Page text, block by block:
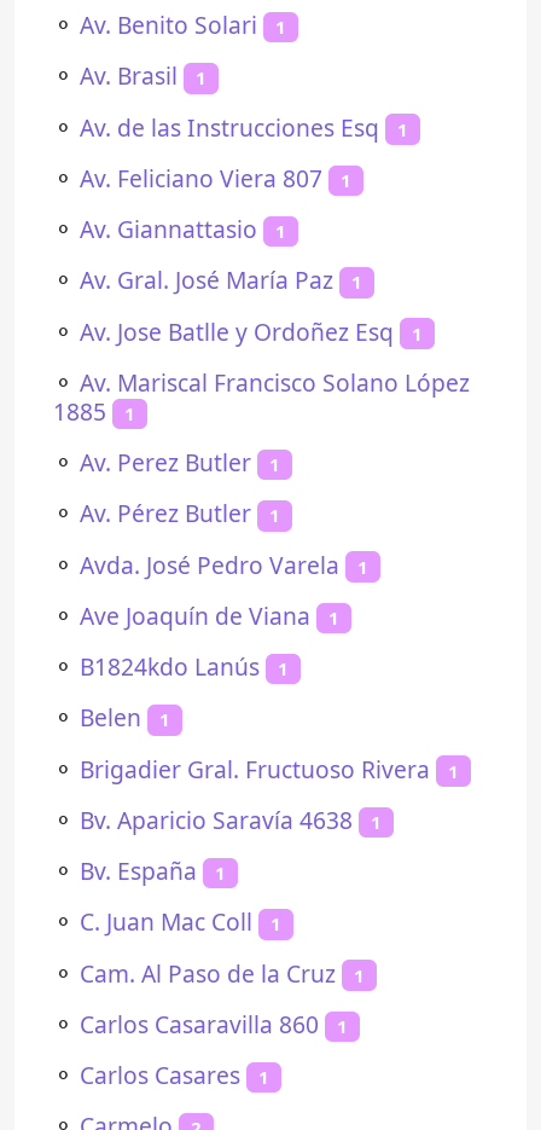
⚬ Av. Benito Solari 1
⚬ Av. Brasil 1
⚬ Av. de las Instrucciones Esq 1
⚬ Av. Feliciano Viera 807 1
⚬ Av. Giannattasio 1
⚬ Av. Gral. José María Paz 1
⚬ Av. Jose Batlle y Ordoñez Esq 1
⚬ Av. Mariscal Francisco Solano López
1885
1
⚬ Av. Perez Butler 1
⚬ Av. Pérez Butler 1
⚬ Avda. José Pedro Varela 1
⚬ Ave Joaquín de Viana 1
⚬ B1824kdo Lanús 1
⚬ Belen 1
⚬ Brigadier Gral. Fructuoso Rivera 1
⚬ Bv. Aparicio Saravía 4638 1
⚬ Bv. España 1
⚬ C. Juan Mac Coll 1
⚬ Cam. Al Paso de la Cruz 1
⚬ Carlos Casaravilla 860 1
⚬ Carlos Casares 1